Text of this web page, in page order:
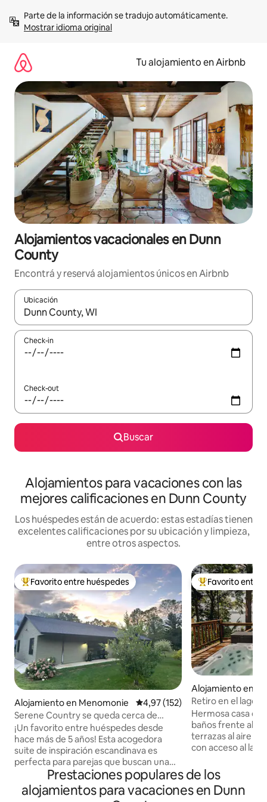
contenidoMostrar idioma original
Tu alojamiento en Airbnb
Alojamientos vacacionales en Dunn
County
Encontrá y reservá alojamientos únicos en Airbnb
Ubicación
Cuando los resultados estén disponibles, navegá con las
Check-in
Check-out
Buscar
Alojamientos para vacaciones con las
mejores calificaciones en Dunn County
Los huéspedes están de acuerdo: estas estadías tienen
excelentes calificaciones por su ubicación y limpieza,
entre otros aspectos.
Favorito entre los huéspedes más destacados
Favorito entre huéspedes
Alojamiento en Menomonie Calificación promedio: 4,97 de
4,97 (152)
Serene Country se queda cerca de
senderos y a 6 millas de Stout
¡Un favorito entre huéspedes desde
hace más de 5 años! Esta acogedora
suite de inspiración escandinava es
perfecta para parejas que buscan una
escapada tranquila a la naturaleza con
comodidades modernas. Entrada
privada 1/4 de nuestra casa de rancho
Favorito entre
Favorito entre
Alojamiento en
Retiro en el lago
Hermosa casa de
baños frente al lago
terrazas al aire
con acceso al
completa,
chimeneas
más. El diseño abierto ofrece mucho
Prestaciones populares de los
alojamientos para vacaciones en Dunn